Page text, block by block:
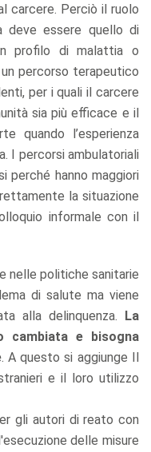
carcere. Perciò il ruolo
deve essere quello di
profilo di malattia o
percorso terapeutico
per i quali il carcere
sia più efficace e il
quando l’esperienza
I percorsi ambulatoriali
perché hanno maggiori
la situazione
informale con il
nelle politiche sanitarie
di salute ma viene
alla delinquenza. La
cambiata e bisogna
. A questo si aggiunge Il
e il loro utilizzo
gli autori di reato con
delle misure